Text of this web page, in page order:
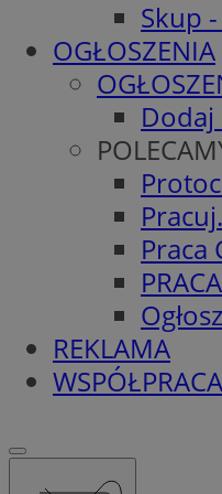
Skup
OGŁOSZENIA
Dodaj
Praca
PRACA
REKLAMA
WSPÓŁPRACA